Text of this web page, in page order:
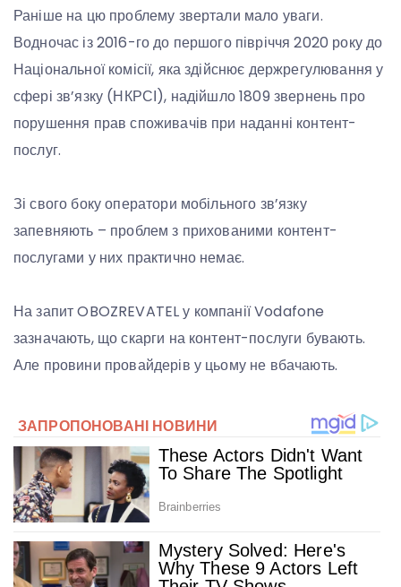
Раніше на цю проблему звертали мало уваги.
Водночас із 2016-го до першого півріччя 2020 року до
Національної комісії, яка здійснює держрегулювання у
сфері зв’язку (НКРСІ), надійшло 1809 звернень про
порушення прав споживачів при наданні контент-
послуг.
Зі свого боку оператори мобільного зв’язку
запевняють – проблем з прихованими контент-
послугами у них практично немає.
На запит OBOZREVATEL у компанії Vodafone
зазначають, що скарги на контент-послуги бувають.
Але провини провайдерів у цьому не вбачають.